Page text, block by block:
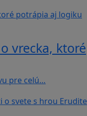
vrecka, ktoré
pre celú…